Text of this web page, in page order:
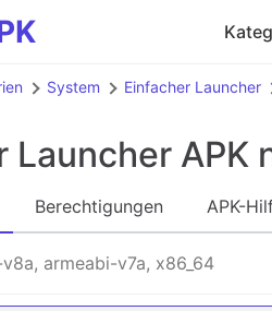
System Einfacher Launcher
Launcher APK
Berechtigungen APK-
armeabi-v7a, x86_64